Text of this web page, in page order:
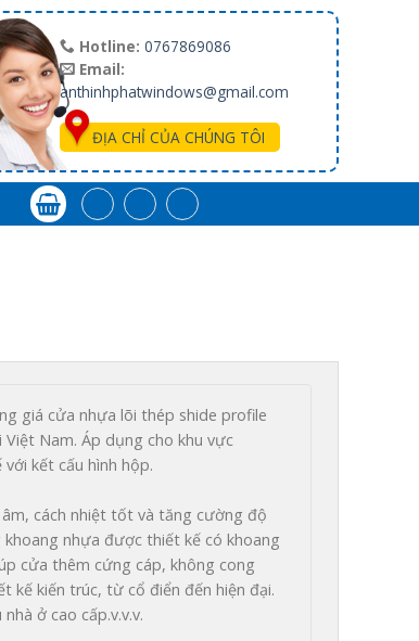
Hotline: 0767869086
Email:
anthinhphatwindows@gmail.com
ĐỊA CHỈ CỦA CHÚNG TÔI
giá cửa nhựa lõi thép shide profile
Nam. Áp dụng cho khu vực
kết cấu hình hộp.
cách nhiệt tốt và tăng cường độ
nhựa được thiết kế có khoang
cửa thêm cứng cáp, không cong
kế kiến trúc, từ cổ điển đến hiện đại.
ở cao cấp.v.v.v.